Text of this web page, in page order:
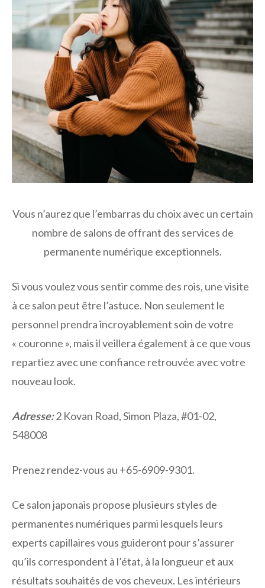
Vous n’aurez que l’embarras du choix avec un certain
nombre de salons de offrant des services de
permanente numérique exceptionnels.
Si vous voulez vous sentir comme des rois, une visite
à ce salon peut être l’astuce. Non seulement le
personnel prendra incroyablement soin de votre
« couronne », mais il veillera également à ce que vous
repartiez avec une confiance retrouvée avec votre
nouveau look.
Adresse:2 Kovan Road, Simon Plaza, #01-02,
548008
Prenez rendez-vous au +65-6909-9301.
Ce salon japonais propose plusieurs styles de
permanentes numériques parmi lesquels leurs
experts capillaires vous guideront pour s’assurer
qu’ils correspondent à l’état, à la longueur et aux
résultats souhaités de vos cheveux. Les intérieurs